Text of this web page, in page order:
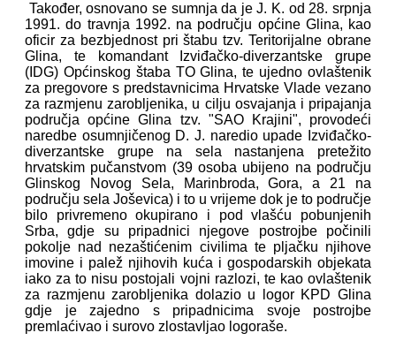
Također, osnovano se sumnja da je J. K. od 28. srpnja
1991. do travnja 1992. na području općine Glina, kao
oficir za bezbjednost pri štabu tzv. Teritorijalne obrane
Glina, te komandant Izviđačko-diverzantske grupe
(IDG) Općinskog štaba TO Glina, te ujedno ovlaštenik
za pregovore s predstavnicima Hrvatske Vlade vezano
za razmjenu zarobljenika, u cilju osvajanja i pripajanja
područja općine Glina tzv. "SAO Krajini", provodeći
naredbe osumnjičenog D. J. naredio upade Izviđačko-
diverzantske grupe na sela nastanjena pretežito
hrvatskim pučanstvom (39 osoba ubijeno na području
Glinskog Novog Sela, Marinbroda, Gora, a 21 na
području sela Joševica) i to u vrijeme dok je to područje
bilo privremeno okupirano i pod vlašću pobunjenih
Srba, gdje su pripadnici njegove postrojbe počinili
pokolje nad nezaštićenim civilima te pljačku njihove
imovine i palež njihovih kuća i gospodarskih objekata
iako za to nisu postojali vojni razlozi, te kao ovlaštenik
za razmjenu zarobljenika dolazio u logor KPD Glina
gdje je zajedno s pripadnicima svoje postrojbe
premlaćivao i surovo zlostavljao logoraše.